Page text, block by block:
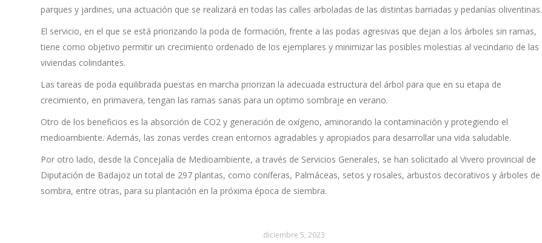
parques y jardines, una actuación que se realizará en todas las calles arboladas de las distintas barriadas y pedanías oliventinas.
El servicio, en el que se está priorizando la poda de formación, frente a las podas agresivas que dejan a los árboles sin ramas,
tiene como objetivo permitir un crecimiento ordenado de los ejemplares y minimizar las posibles molestias al vecindario de las
viviendas colindantes.
Las tareas de poda equilibrada puestas en marcha priorizan la adecuada estructura del árbol para que en su etapa de
crecimiento, en primavera, tengan las ramas sanas para un optimo sombraje en verano.
Otro de los beneficios es la absorción de CO2 y generación de oxígeno, aminorando la contaminación y protegiendo el
medioambiente. Además, las zonas verdes crean entornos agradables y apropiados para desarrollar una vida saludable.
Por otro lado, desde la Concejalía de Medioambiente, a través de Servicios Generales, se han solicitado al Vivero provincial de
Diputación de Badajoz un total de 297 plantas, como coníferas, Palmáceas, setos y rosales, arbustos decorativos y árboles de
sombra, entre otras, para su plantación en la próxima época de siembra.
diciembre 5, 2023